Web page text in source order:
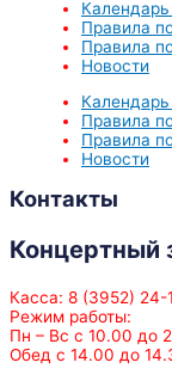
Правила
Правила
Новости
Правила
Правила
Новости
Контакты
Концертный
Касса: 8 (3952) 24-
Режим работы:
Пн – Вс с 10.00 до
Обед с 14.00 до